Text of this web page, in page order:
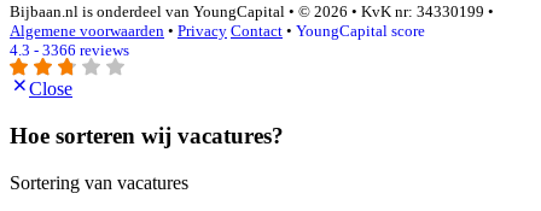
Bijbaan.nl is onderdeel van YoungCapital • © 2026 • KvK nr: 34330199 •
Algemene voorwaarden • Privacy Contact • YoungCapital score
4.3 - 3366 reviews
Close
Hoe sorteren wij vacatures?
Sortering van vacatures